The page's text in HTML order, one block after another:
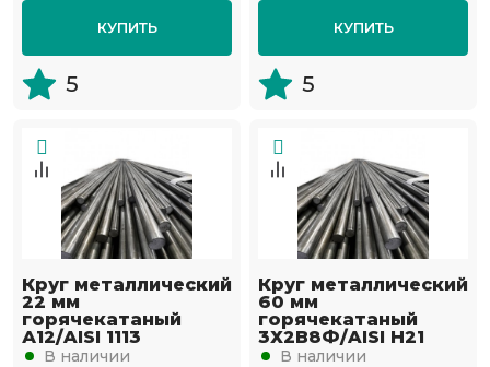
КУПИТЬ
5
КУПИТЬ
5
Круг металлический
22 мм
горячекатаный
А12/AISI 1113
В наличии
Круг металлический
60 мм
горячекатаный
3Х2В8Ф/AISI H21
В наличии